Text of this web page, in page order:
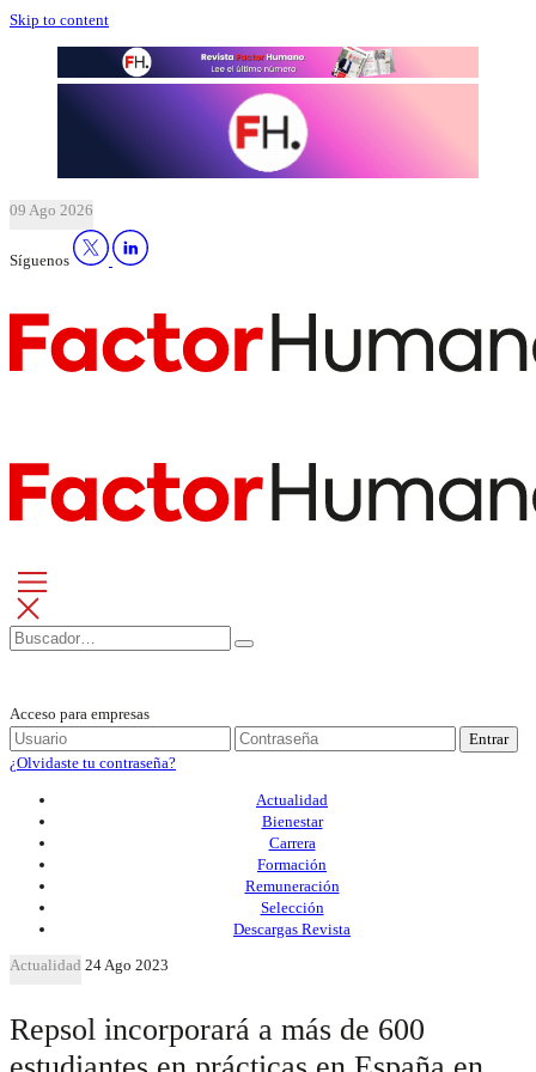
Skip to content
09 Ago 2026
Síguenos
Acceso para empresas
Entrar
¿Olvidaste tu contraseña?
Actualidad
Bienestar
Carrera
Formación
Remuneración
Selección
Descargas Revista
Actualidad 24 Ago 2023
Repsol incorporará a más de 600